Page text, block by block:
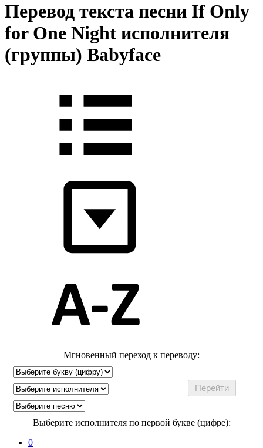
Перевод текста песни If Only
for One Night исполнителя
(группы) Babyface
Мгновенный переход к переводу:
Выберите исполнителя по первой букве (цифре):
0